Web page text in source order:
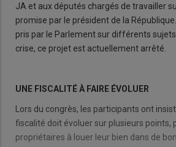
JA et aux députés chargés de travailler
promise par le président de la
pris par le Parlement sur différents
crise, ce projet est actuellement arrêté.
UNE FISCALITÉ À FAIRE ÉVOLUER
Lors du congrès, les participants ont
fiscalité doit évoluer sur plusieurs points,
propriétaires à louer leur bien dans de